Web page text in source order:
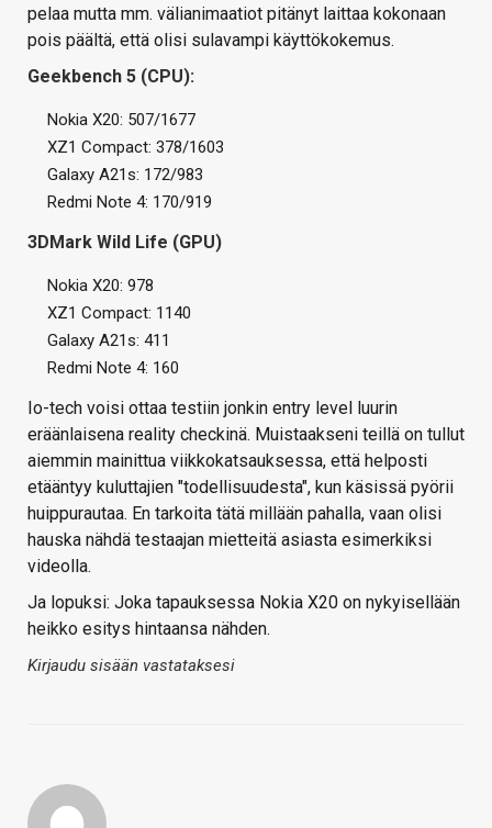
pelaa mutta mm. välianimaatiot pitänyt laittaa kokonaan
pois päältä, että olisi sulavampi käyttökokemus.
Geekbench 5 (CPU):
Nokia X20: 507/1677
XZ1 Compact: 378/1603
Galaxy A21s: 172/983
Redmi Note 4: 170/919
3DMark Wild Life (GPU)
Nokia X20: 978
XZ1 Compact: 1140
Galaxy A21s: 411
Redmi Note 4: 160
Io-tech voisi ottaa testiin jonkin entry level luurin
eräänlaisena reality checkinä. Muistaakseni teillä on tullut
aiemmin mainittua viikkokatsauksessa, että helposti
etääntyy kuluttajien "todellisuudesta", kun käsissä pyörii
huippurautaa. En tarkoita tätä millään pahalla, vaan olisi
hauska nähdä testaajan mietteitä asiasta esimerkiksi
videolla.
Ja lopuksi: Joka tapauksessa Nokia X20 on nykyisellään
heikko esitys hintaansa nähden.
Kirjaudu sisään vastataksesi